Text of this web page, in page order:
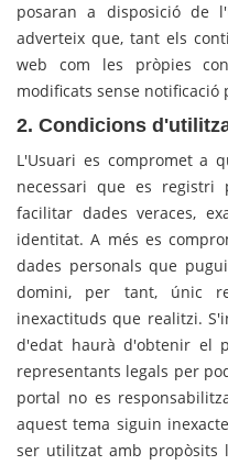
posaran a disposició de
adverteix que, tant els
web com les pròpies
modificats sense notificació
2. Condicions
L'Usuari es compromet a
necessari que es registri
facilitar dades veraces,
identitat. A més es
dades personals que
domini, per tant, únic
inexactituds que realitzi.
d'edat haurà d'obtenir el
representants legals per
portal no es
aquest tema siguin
ser utilitzat amb propòsits